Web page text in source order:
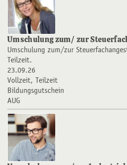
Umschulung zum/ zur
Umschulung zum/zur
Teilzeit.
23.09.26
Vollzeit, Teilzeit
Bildungsgutschein
AUG